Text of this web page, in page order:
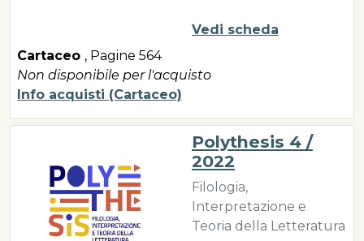
Vedi scheda
Cartaceo , Pagine 564
Non disponibile per l'acquisto
Info acquisti (Cartaceo)
Polythesis 4 /
2022
Filologia,
Interpretazione e
Teoria della Letteratura